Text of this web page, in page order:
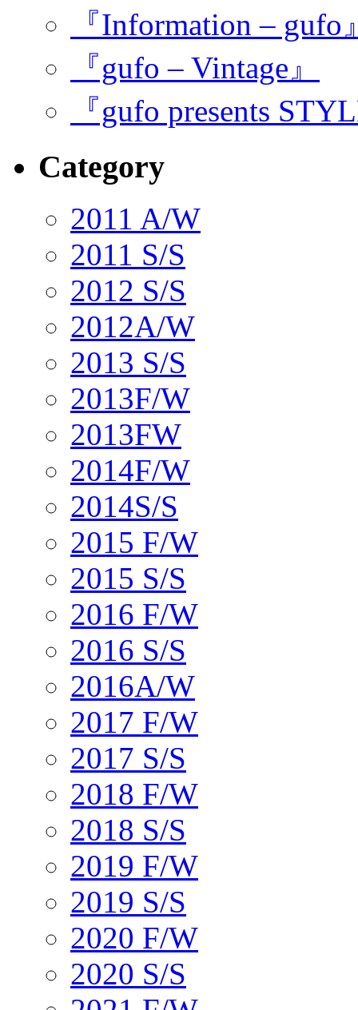
『Information – gufo
『gufo – Vintage』
『gufo presents
Category
2011 A/W
2011 S/S
2012 S/S
2012A/W
2013 S/S
2013F/W
2013FW
2014F/W
2014S/S
2015 F/W
2015 S/S
2016 F/W
2016 S/S
2016A/W
2017 F/W
2017 S/S
2018 F/W
2018 S/S
2019 F/W
2019 S/S
2020 F/W
2020 S/S